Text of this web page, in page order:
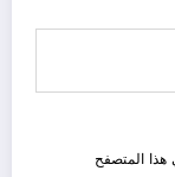
هذا المتصفح